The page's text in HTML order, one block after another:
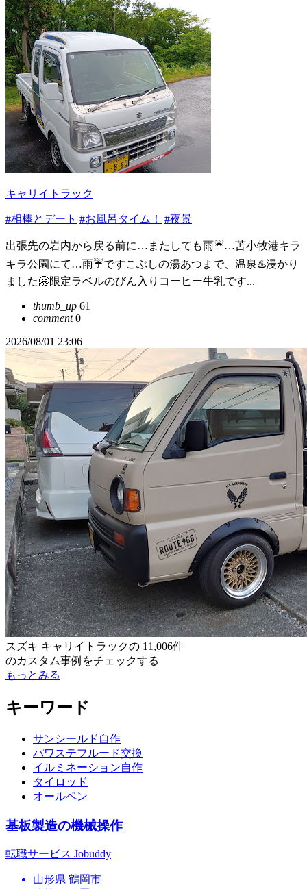
キャリイトラック
#相棒とデート #お風呂タイム！ #夜景
出張先の岩内から戻る前に…またしても雨☔…苫小牧港キラ
キラ公園にて…雨☔ですこぶしの湯あつまで、温泉♨️浸かり
ました🤗限定ラベルのびん入りコーヒー牛乳です...
thumb_up 61
comment0
2026/08/01 23:06
スズキ キャリイトラックの 11,006件
のカスタム事例をチェックする
もっとみる
キーワード
サンシールド自作
パワステフルード交換
イルミネーション自作
タイロッド
オールペン
基板製造の機械操作
転職サービス Jobuddy
山形県 鶴岡市